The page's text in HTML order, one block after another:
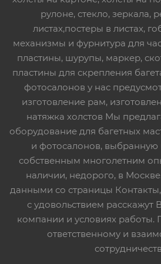
рулоне, стекло, зеркала,
листах,постеры в листах,
механизмы и фурнитура для
пластины, шурупы, маркер,
пластины для скрепления
фотосалонов у нас
изготовление рам,
натяжка холстов Мы
оборудование для багетных
и фотосалонов,
собственным многолетним
наличии, недорого, в
данными со страницы
с удовольствием
компании и условиях работы.
ответственному и